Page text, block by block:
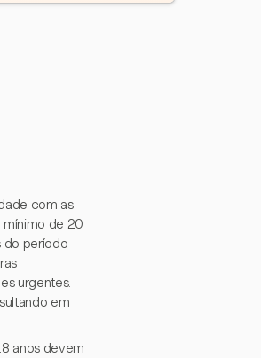
com as
mínimo de 20
do período
urgentes.
em
anos devem